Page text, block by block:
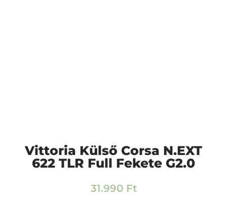
Vittoria Külső Corsa N.EXT
622 TLR Full Fekete G2.0
31.990 Ft